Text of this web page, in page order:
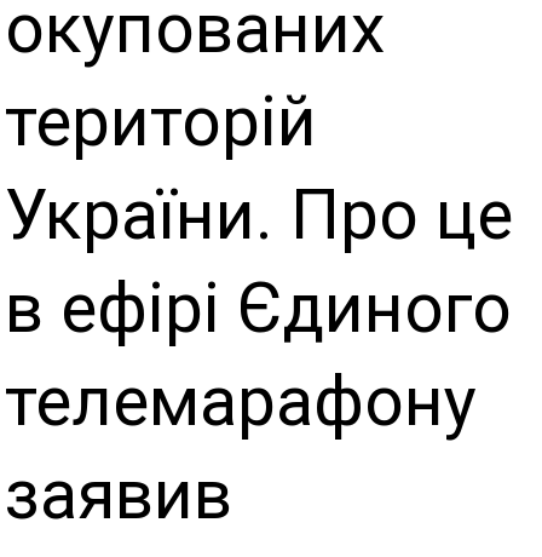
окупованих
територій
України. Про це
в ефірі Єдиного
телемарафону
заявив